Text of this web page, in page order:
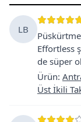
LB
Effortless
de süper
Ürün:
Üst İkili